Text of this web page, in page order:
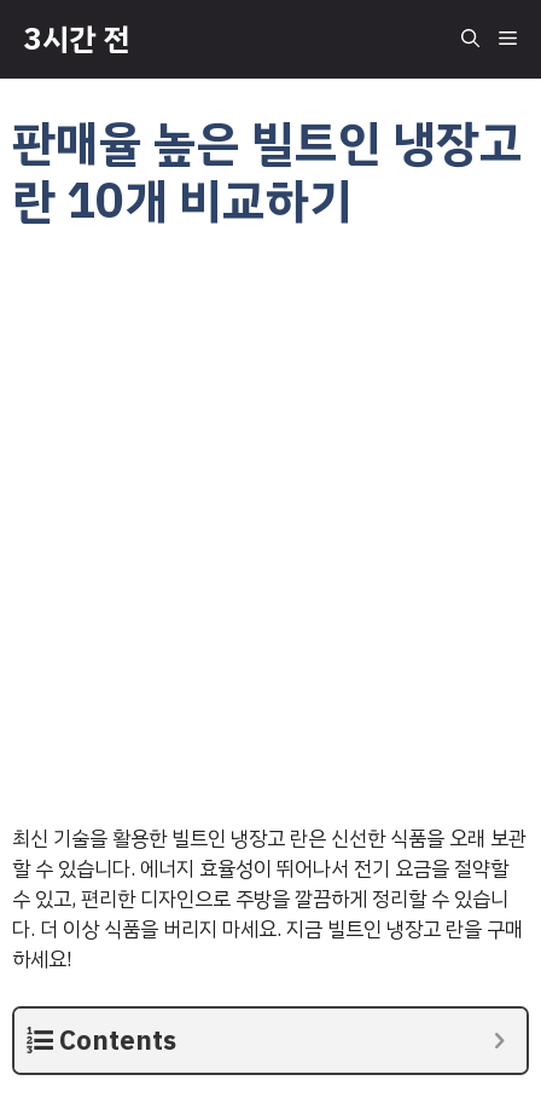
츠
건
뛰
3시간 전 메
판매율 높은 빌트인 냉장고
란 10개 비교하기
최신 기술을 활용한 빌트인 냉장고 란은 신선한 식품을 오래 보관
할 수 있습니다. 에너지 효율성이 뛰어나서 전기 요금을 절약할
수 있고, 편리한 디자인으로 주방을 깔끔하게 정리할 수 있습니
다. 더 이상 식품을 버리지 마세요. 지금 빌트인 냉장고 란을 구매
하세요!
Contents